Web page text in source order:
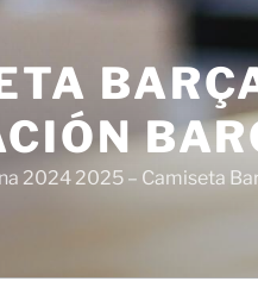
2024 2025 – Camiseta